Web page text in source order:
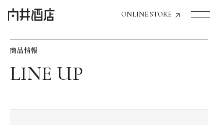
ONLINE STORE
飲食店経営のお客様
商品情報